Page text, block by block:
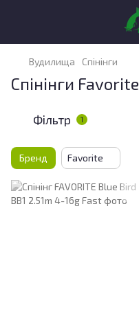
Вудилища Спінінги
Спінінги Favorite
Фільтр 1
Бренд Favorite